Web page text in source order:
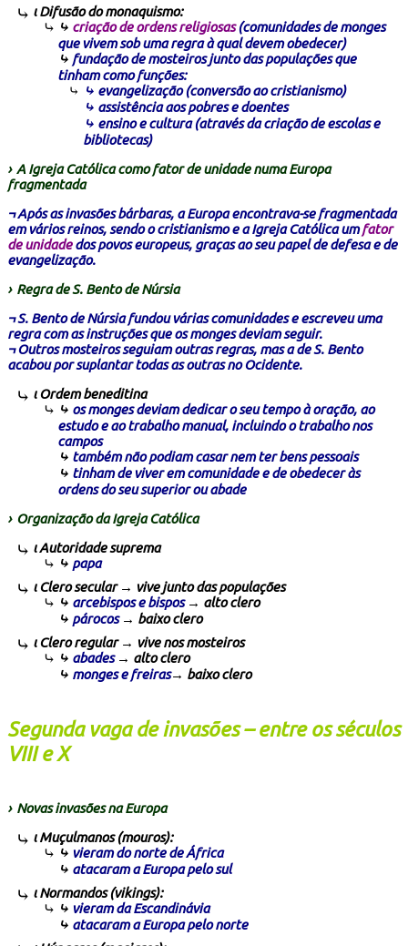
ι Difusão do monaquismo:
⤷ criação de ordens religiosas(comunidades de monges
que vivem sob uma regra à qual devem obedecer)
⤷ fundação de mosteiros junto das populações que
tinham como funções:
⤷ evangelização (conversão ao cristianismo)
⤷ assistência aos pobres e doentes
⤷ ensino e cultura (através da criação de escolas e
bibliotecas)
›A Igreja Católica como fator de unidade numa Europa
fragmentada
¬ Após as invasões bárbaras, a Europa encontrava-se fragmentada
em vários reinos, sendo o cristianismo e a Igreja Católica umfator
de unidadedos povos europeus, graças ao seu papel de defesa e de
evangelização.
›Regra de S. Bento de Núrsia
¬ S. Bento de Núrsia fundou várias comunidades e escreveu uma
regra com as instruções que os monges deviam seguir.
¬ Outros mosteiros seguiam outras regras, mas a de S. Bento
acabou por suplantar todas as outras no Ocidente.
ι Ordem beneditina
⤷ os monges deviam dedicar o seu tempo à oração, ao
estudo e ao trabalho manual, incluindo o trabalho nos
campos
⤷ também não podiam casar nem ter bens pessoais
⤷ tinham de viver em comunidade e de obedecer às
ordens do seu superior ou abade
›Organização da Igreja Católica
ι Autoridade suprema
⤷ papa
ι Clero secular → vive junto das populações
⤷ arcebispos e bispos → alto clero
⤷ párocos → baixo clero
ι Clero regular → vive nos mosteiros
⤷ abades → alto clero
⤷ monges e freiras→ baixo clero
Segunda vaga de invasões – entre os séculos
VIII e X
› Novas invasões na Europa
ι Muçulmanos (mouros):
⤷ vieram do norte de África
⤷ atacaram a Europa pelo sul
ι Normandos (vikings):
⤷ vieram da Escandinávia
⤷ atacaram a Europa pelo norte